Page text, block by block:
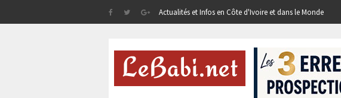
Actualités et Infos en Côte d'Ivoire et dans le Monde